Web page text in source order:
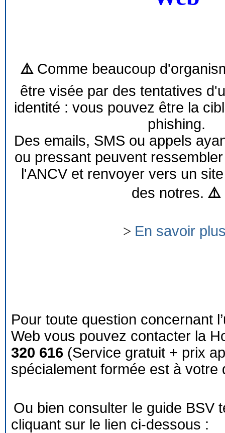
⚠️ Comme beaucoup
être visée par des tentatives
identité : vous pouvez être la
phishing.
Des emails, SMS ou appels
ou pressant peuvent
l'ANCV et renvoyer vers un
des notres. ⚠️
> En savoir
Pour toute question concernant
Web vous pouvez contacter la
320 616 (Service gratuit + prix
spécialement formée est à votre
Ou bien consulter le guide BSV
cliquant sur le lien ci-dessous :